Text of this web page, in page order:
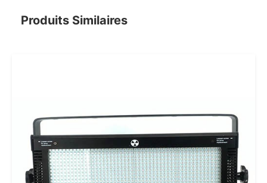
Produits Similaires